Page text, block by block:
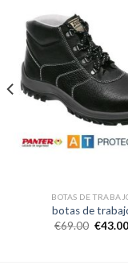
BOTAS DE
botas de
€69.00 €43.00